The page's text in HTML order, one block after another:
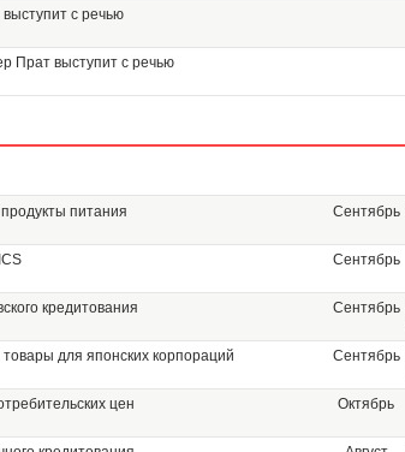
с речью
Прат выступит с речью
питания Сентябрь
Сентябрь
кредитования Сентябрь
для японских корпораций Сентябрь
цен Октябрь